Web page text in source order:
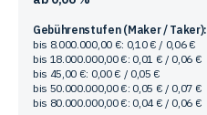
Gebührenstufen (Maker / Taker):
bis 8.000.000,00 €: 0,10 € / 0,06 €
bis 18.000.000,00 €: 0,01 € / 0,06 €
bis 45,00 €: 0,00 € / 0,05 €
bis 50.000.000,00 €: 0,05 € / 0,07 €
bis 80.000.000,00 €: 0,04 € / 0,06 €